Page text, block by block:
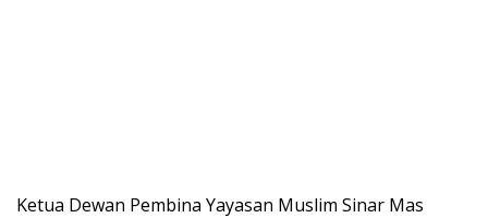
Ketua Dewan Pembina Yayasan Muslim Sinar Mas